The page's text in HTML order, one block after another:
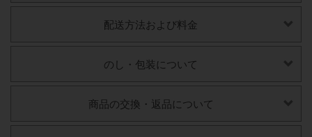
配送方法および料金
のし・包装について
商品の交換・返品について